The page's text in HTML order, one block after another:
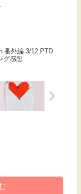
番外編 3/12 PTD
グ感想